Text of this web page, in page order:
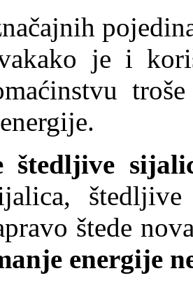
je i
štedljive
štede
energije